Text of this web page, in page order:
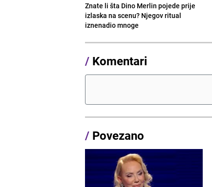
Znate li šta Dino Merlin pojede prije
izlaska na scenu? Njegov ritual
iznenadio mnoge
/ Komentari
/ Povezano